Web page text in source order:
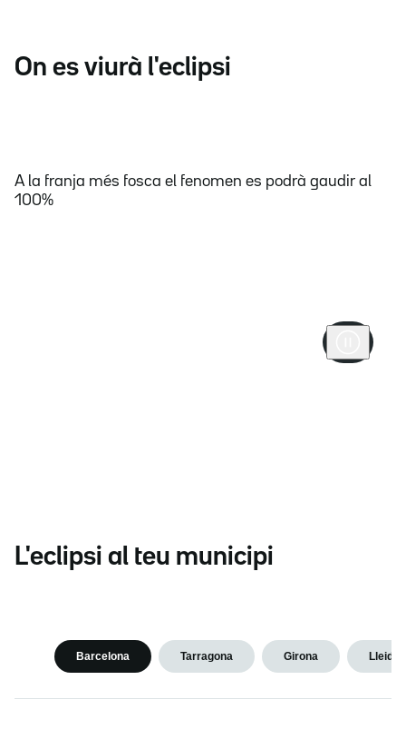
On es viurà l'eclipsi
A la franja més fosca el fenomen es podrà gaudir al
100%
L'eclipsi al teu municipi
Barcelona Tarragona Girona Lleida